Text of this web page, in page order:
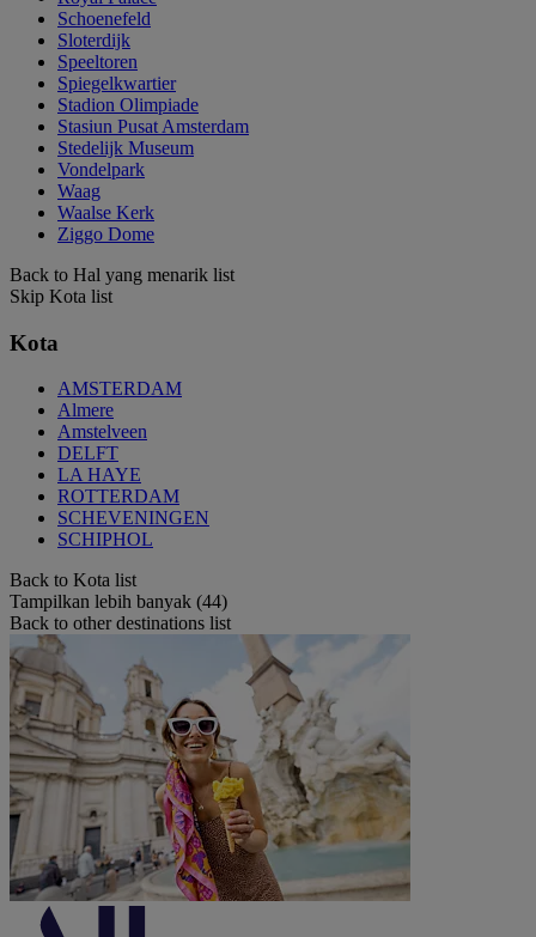
Schoenefeld
Sloterdijk
Speeltoren
Spiegelkwartier
Stadion Olimpiade
Stasiun Pusat Amsterdam
Stedelijk Museum
Vondelpark
Waag
Waalse Kerk
Ziggo Dome
Back to Hal yang menarik list
Skip Kota list
Kota
AMSTERDAM
Almere
Amstelveen
DELFT
LA HAYE
ROTTERDAM
SCHEVENINGEN
SCHIPHOL
Back to Kota list
Tampilkan lebih banyak (44)
Back to other destinations list